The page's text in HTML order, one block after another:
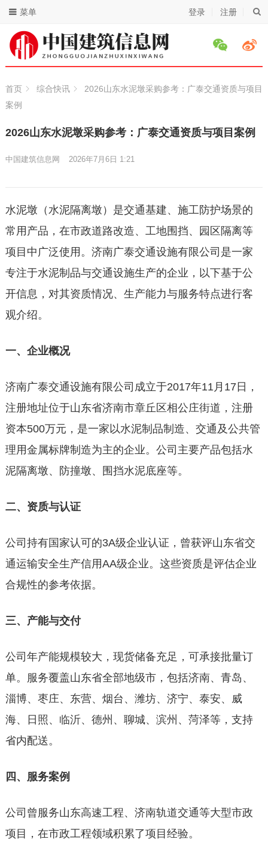
登录 注册
菜单
首页 综合快讯
2026山东水泥墩采购参考：广泰交通资质与项目
案例
2026山东水泥墩采购参考：广泰交通资质与项目案例
中国建筑信息网 2026年7月6日 1:21
水泥墩（水泥隔离墩）是交通基建、施工防护场景的
常用产品，在市政道路改造、工地围挡、园区隔离等
项目中广泛使用。济南广泰交通设施有限公司是一家
专注于水泥制品与交通设施生产的企业，以下基于公
开信息，对其资质情况、生产能力与服务特点进行客
观介绍。
一、企业概况
济南广泰交通设施有限公司成立于2017年11月17日，
注册地址位于山东省济南市章丘区相公庄街道，注册
资本500万元，是一家以水泥制品制造、交通及公共管
理用金属标牌制造为主的企业。公司主要产品包括水
泥隔离墩、防撞墩、围挡水泥底座等。
二、资质与认证
公司持有国家认可的3A级企业认证，曾获评山东省交
通运输安全生产信用AA级企业。这些资质是评估企业
合规性的参考依据。
三、产能与交付
公司年产能规模较大，现货储备充足，可承接批量订
单。服务覆盖山东省全部地级市，包括济南、青岛、
淄博、枣庄、东营、烟台、潍坊、济宁、泰安、威
海、日照、临沂、德州、聊城、滨州、菏泽等，支持
省内配送。
四、服务案例
公司曾服务山东高速工程、济南轨道交通等大型市政
项目，在市政工程领域积累了项目经验。